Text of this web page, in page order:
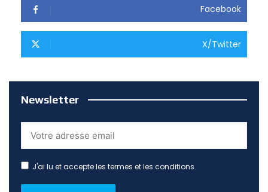
Facebook
X/Twitter
Newsletter
J'ai lu et accepte les termes et les conditions